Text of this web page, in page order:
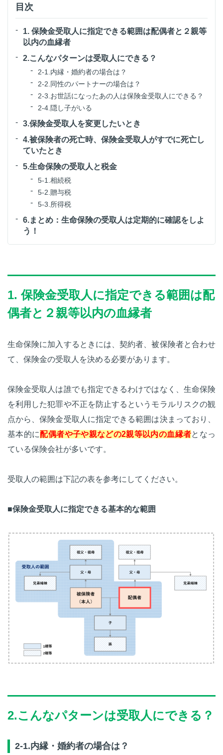
目次
1. 保険金受取人に指定できる範囲は配偶者と２親等
以内の血縁者
2.こんなパターンは受取人にできる？
2-1.内縁・婚約者の場合は？
2-2.同性のパートナーの場合は？
2-3.お世話になったあの人は保険金受取人にできる？
2-4.隠し子がいる
3.保険金受取人を変更したいとき
4.被保険者の死亡時、保険金受取人がすでに死亡し
ていたとき
5.生命保険の受取人と税金
5-1.相続税
5-2.贈与税
5-3.所得税
6.まとめ：生命保険の受取人は定期的に確認をしよ
う！
1. 保険金受取人に指定できる範囲は配
偶者と２親等以内の血縁者
生命保険に加入するときには、契約者、被保険者と合わせ
て、保険金の受取人を決める必要があります。
保険金受取人は誰でも指定できるわけではなく、生命保険
を利用した犯罪や不正を防止するというモラルリスクの観
点から、保険金受取人に指定できる範囲は決まっており、
基本的に配偶者や子や親などの2親等以内の血縁者となっ
ている保険会社が多いです。
受取人の範囲は下記の表を参考にしてください。
■保険金受取人に指定できる基本的な範囲
2.こんなパターンは受取人にできる？
2-1.内縁・婚約者の場合は？